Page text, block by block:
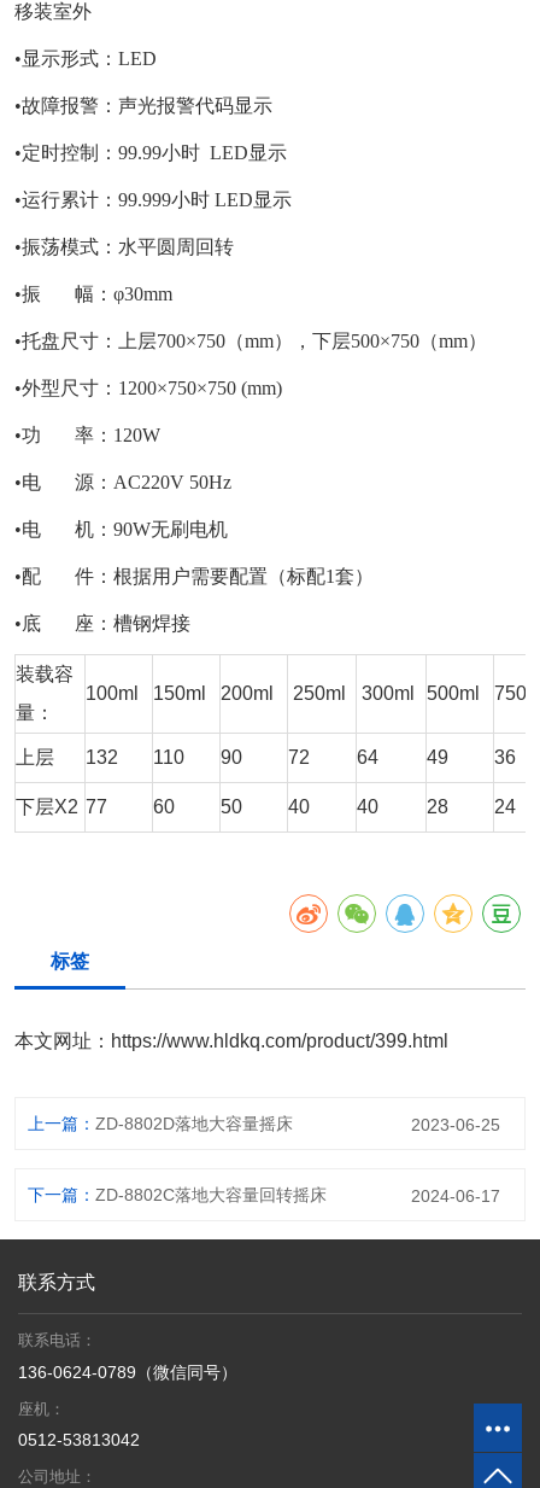
移装室外
•显示形式：LED
•故障报警：声光报警代码显示
•定时控制：99.99小时 LED显示
•运行累计：99.999小时 LED显示
•振荡模式：水平圆周回转
•振 幅：φ30mm
•托盘尺寸：上层700×750（mm），下层500×750（mm）
•外型尺寸：1200×750×750 (mm)
•功 率：120W
•电 源：AC220V 50Hz
•电 机：90W无刷电机
•配 件：根据用户需要配置（标配1套）
•底 座：槽钢焊接
装载容
量：
100ml 150ml 200ml 250ml 300ml 500ml
上层 132 110 90 72 64 49 36
下层X2 77 60 50 40 40 28 24
标签
本文网址： https://www.hldkq.com/product/399.html
上一篇： ZD-8802D落地大容量摇床 2023-06-25
下一篇： ZD-8802C落地大容量回转摇床 2024-06-17
联系方式
联系电话：
136-0624-0789（微信同号）
座机：
0512-53813042
公司地址：